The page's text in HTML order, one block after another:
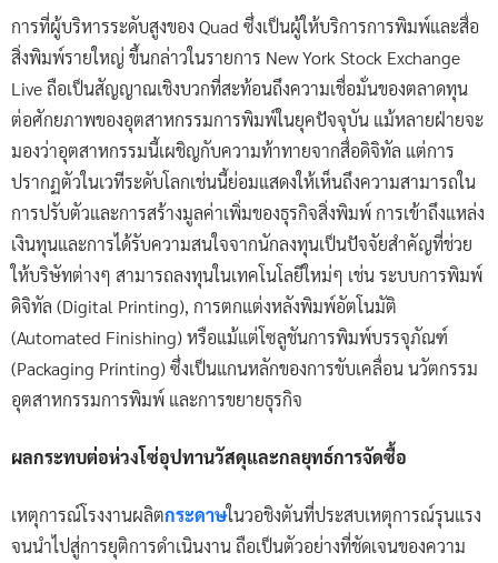
การที่ผู้บริหารระดับสูงของ Quad ซึ่งเป็นผู้ให้บริการการพิมพ์และสื่อ
สิ่งพิมพ์รายใหญ่ ขึ้นกล่าวในรายการ New York Stock Exchange
Live ถือเป็นสัญญาณเชิงบวกที่สะท้อนถึงความเชื่อมั่นของตลาดทุน
ต่อศักยภาพของอุตสาหกรรมการพิมพ์ในยุคปัจจุบัน แม้หลายฝ่ายจะ
มองว่าอุตสาหกรรมนี้เผชิญกับความท้าทายจากสื่อดิจิทัล แต่การ
ปรากฏตัวในเวทีระดับโลกเช่นนี้ย่อมแสดงให้เห็นถึงความสามารถใน
การปรับตัวและการสร้างมูลค่าเพิ่มของธุรกิจสิ่งพิมพ์ การเข้าถึงแหล่ง
เงินทุนและการได้รับความสนใจจากนักลงทุนเป็นปัจจัยสำคัญที่ช่วย
ให้บริษัทต่างๆ สามารถลงทุนในเทคโนโลยีใหม่ๆ เช่น ระบบการพิมพ์
ดิจิทัล (Digital Printing), การตกแต่งหลังพิมพ์อัตโนมัติ
(Automated Finishing) หรือแม้แต่โซลูชันการพิมพ์บรรจุภัณฑ์
(Packaging Printing) ซึ่งเป็นแกนหลักของการขับเคลื่อน นวัตกรรม
อุตสาหกรรมการพิมพ์ และการขยายธุรกิจ
ผลกระทบต่อห่วงโซ่อุปทานวัสดุและกลยุทธ์การจัดซื้อ
เหตุการณ์โรงงานผลิตกระดาษในวอชิงตันที่ประสบเหตุการณ์รุนแรง
จนนำไปสู่การยุติการดำเนินงาน ถือเป็นตัวอย่างที่ชัดเจนของความ